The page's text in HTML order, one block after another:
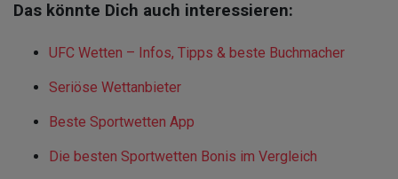
Das könnte Dich auch interessieren:
UFC Wetten – Infos, Tipps & beste Buchmacher
Seriöse Wettanbieter
Beste Sportwetten App
Die besten Sportwetten Bonis im Vergleich